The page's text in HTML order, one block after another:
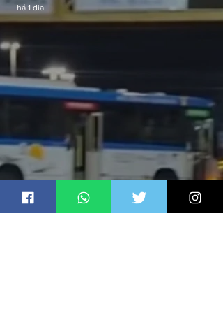
Ônibus são usados como
barricadas durante operação
há 1 dia